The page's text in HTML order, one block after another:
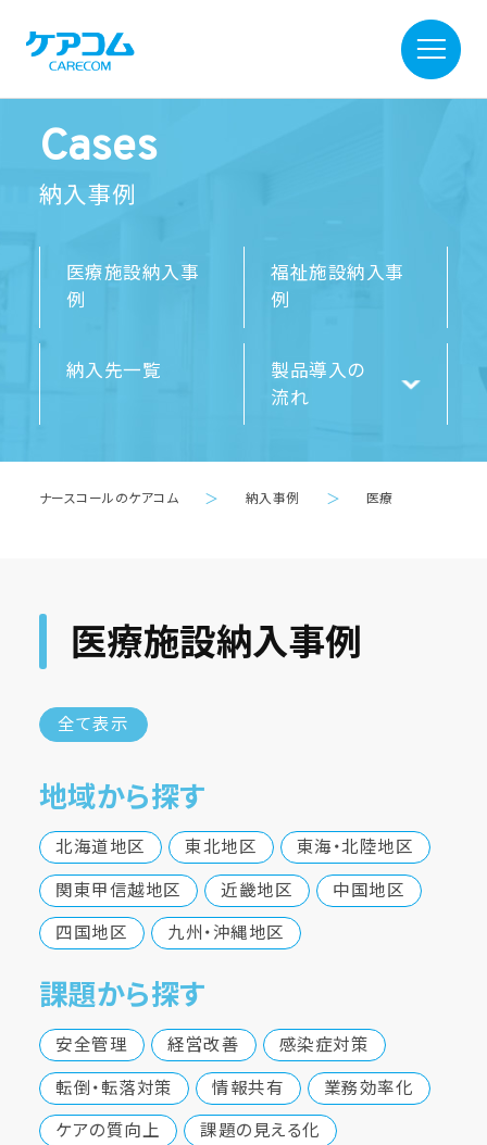
Cases
納入事例
医療施設納入事
例
福祉施設納入事
例
納入先一覧
製品導入の
流れ
ナースコールのケアコム ＞ 納入事例 ＞ 医療
医療施設納入事例
全て表示
地域から探す
北海道地区 東北地区
東海・北陸地区
関東甲信越地区
近畿地区
中国地区
四国地区
九州・沖縄地区
課題から探す
安全管理 経営改善
感染症対策
転倒・転落対策
情報共有
業務効率化
ケアの質向上
課題の見える化